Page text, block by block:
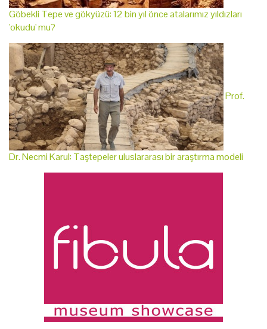
Göbekli Tepe ve gökyüzü: 12 bin yıl önce atalarımız yıldızları
'okudu' mu?
Prof.
Dr. Necmi Karul: Taştepeler uluslararası bir araştırma modeli